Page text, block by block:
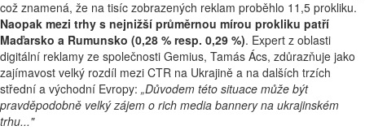
což znamená, že na tisíc zobrazených reklam proběhlo 11,5 prokliku.
Naopak mezi trhy s nejnižší průměrnou mírou prokliku patří
Maďarsko a Rumunsko (0,28 % resp. 0,29 %). Expert z oblasti
digitální reklamy ze společnosti Gemius, Tamás Ács, zdůrazňuje jako
zajímavost velký rozdíl mezi CTR na Ukrajině a na dalších trzích
střední a východní Evropy: „Důvodem této situace může být
pravděpodobně velký zájem o rich media bannery na ukrajinském
trhu..."